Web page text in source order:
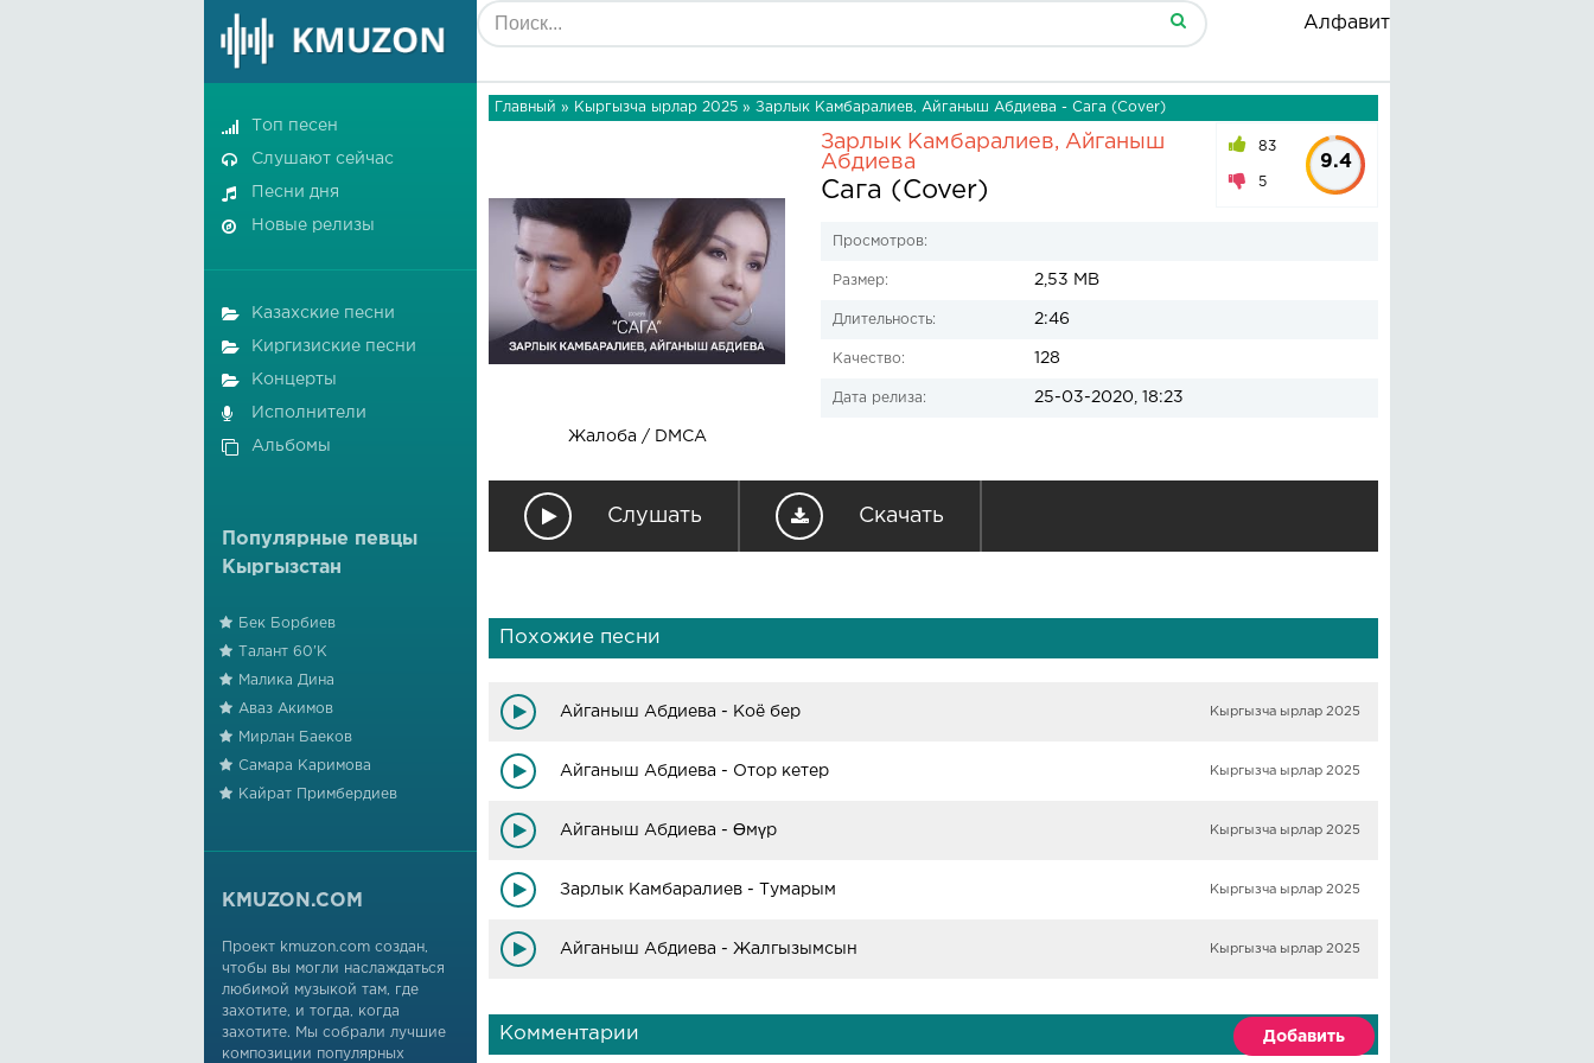
Алфавит
Главный » Кыргызча ырлар 2025 » Зарлык Камбаралиев, Айганыш Абдиева - Сага (Cover)
Жалоба / DMCA
Зарлык Камбаралиев, Айганыш
Абдиева
Сага (Cover)
83
5
9.4
Просмотров:
Размер: 2,53 MB
Длительность: 2:46
Качество: 128
Дата релиза: 25-03-2020, 18:23
Слушать Скачать
Похожие песни
Айганыш Абдиева - Коё бер Кыргызча ырлар 2025
Айганыш Абдиева - Отор кетер Кыргызча ырлар 2025
Айганыш Абдиева - Өмүр Кыргызча ырлар 2025
Зарлык Камбаралиев - Тумарым Кыргызча ырлар 2025
Айганыш Абдиева - Жалгызымсын Кыргызча ырлар 2025
Комментарии Добавить
Топ песен
Слушают сейчас
Песни дня
Новые релизы
Казахские песни
Киргизиские песни
Концерты
Исполнители
Альбомы
Популярные певцы
Кыргызстан
Бек Борбиев
Талант 60'К
Малика Дина
Аваз Акимов
Мирлан Баеков
Самара Каримова
Кайрат Примбердиев
KMUZON.COM
Проект kmuzon.com создан,
чтобы вы могли наслаждаться
любимой музыкой там, где
захотите, и тогда, когда
захотите. Мы собрали лучшие
композиции популярных